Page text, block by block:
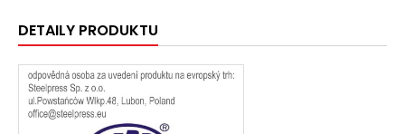
DETAILY PRODUKTU